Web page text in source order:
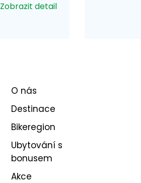
Zobrazit detail
O nás
Destinace
Bikeregion
Ubytování s
bonusem
Akce